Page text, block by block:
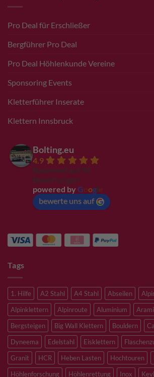
Pro Deal für Erschließer
Bergführer Pro Deal
Pro Deal Höhlenkunde Vereine
Sponsoring Events
Kletterführer Inserate
Klettern Innsbruck
Bolting.eu
4.9
Basierend auf 94
Bewertungen
powered by G ogl
bewerte uns auf
Tags
1. Hilfe A2 Stahl A4 Stahl Abseilen
Alpinklettern
Alpinroute Aluminium
Bergsteigen
Big Wall Klettern Bouldern
Dyneema
Edelstahl Eisklettern
Granit
HCR Heben Lasten Hochtouren
Höhlenforschung
Höhlenrettung Inox